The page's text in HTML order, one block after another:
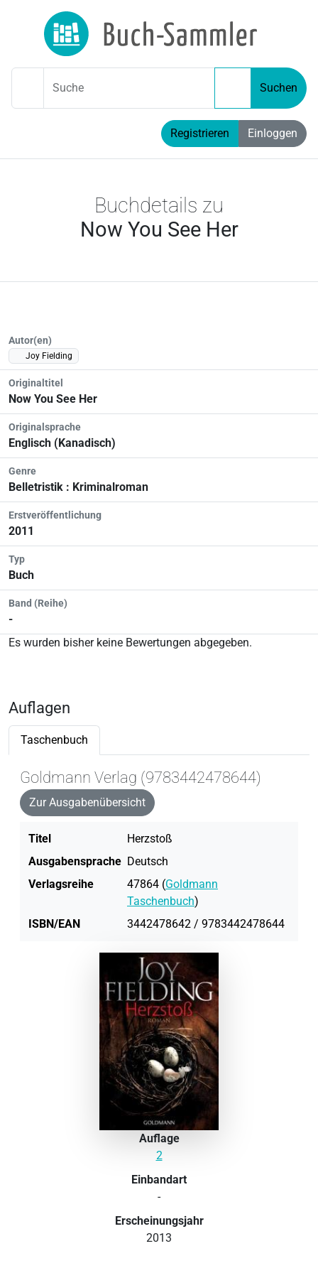
Suche Suchen
Registrieren Einloggen
Buchdetails zu
Now You See Her
Autor(en)
Joy Fielding
Originaltitel
Now You See Her
Originalsprache
Englisch (Kanadisch)
Genre
Belletristik : Kriminalroman
Erstveröffentlichung
2011
Typ
Buch
Band (Reihe)
-
Es wurden bisher keine Bewertungen abgegeben.
Auflagen
Taschenbuch
Goldmann Verlag (9783442478644)
Zur Ausgabenübersicht
Titel
Herzstoß
Ausgabensprache Deutsch
Verlagsreihe
47864 (Goldmann
Taschenbuch)
ISBN/EAN
3442478642 / 9783442478644
Auflage
2
Einbandart
-
Erscheinungsjahr
2013